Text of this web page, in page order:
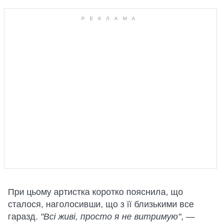
При цьому артистка коротко пояснила, що
сталося, наголосивши, що з її близькими все
гаразд. "Всі живі, просто я не витримую", —